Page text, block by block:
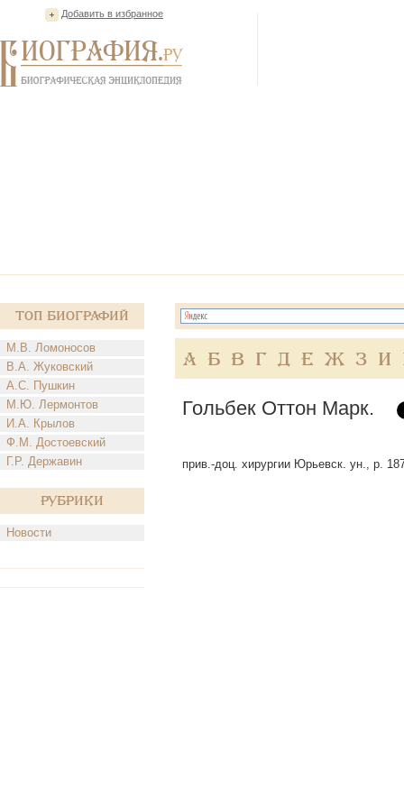
Добавить в избранное
Топ Биографий
М.В. Ломоносов
В.А. Жуковский
А.С. Пушкин
М.Ю. Лермонтов
И.А. Крылов
Ф.М. Достоевский
Г.Р. Державин
Рубрики
Новости
А Б В Г Д Е Ж З И
Гольбек Оттон Марк.
прив.-доц. хирургии Юрьевск. ун., р.